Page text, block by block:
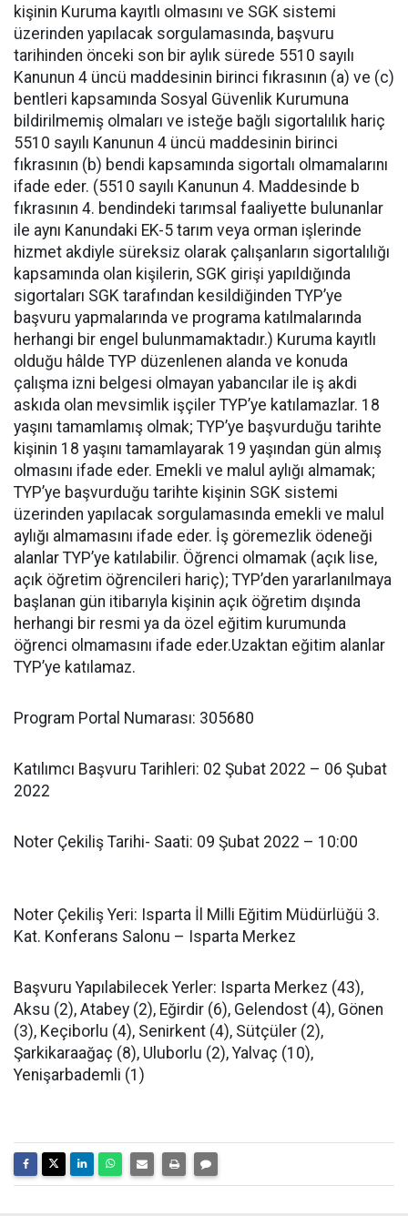
kişinin Kuruma kayıtlı olmasını ve SGK sistemi
üzerinden yapılacak sorgulamasında, başvuru
tarihinden önceki son bir aylık sürede 5510 sayılı
Kanunun 4 üncü maddesinin birinci fıkrasının (a) ve (c)
bentleri kapsamında Sosyal Güvenlik Kurumuna
bildirilmemiş olmaları ve isteğe bağlı sigortalılık hariç
5510 sayılı Kanunun 4 üncü maddesinin birinci
fıkrasının (b) bendi kapsamında sigortalı olmamalarını
ifade eder. (5510 sayılı Kanunun 4. Maddesinde b
fıkrasının 4. bendindeki tarımsal faaliyette bulunanlar
ile aynı Kanundaki EK-5 tarım veya orman işlerinde
hizmet akdiyle süreksiz olarak çalışanların sigortalılığı
kapsamında olan kişilerin, SGK girişi yapıldığında
sigortaları SGK tarafından kesildiğinden TYP’ye
başvuru yapmalarında ve programa katılmalarında
herhangi bir engel bulunmamaktadır.) Kuruma kayıtlı
olduğu hâlde TYP düzenlenen alanda ve konuda
çalışma izni belgesi olmayan yabancılar ile iş akdi
askıda olan mevsimlik işçiler TYP’ye katılamazlar. 18
yaşını tamamlamış olmak; TYP’ye başvurduğu tarihte
kişinin 18 yaşını tamamlayarak 19 yaşından gün almış
olmasını ifade eder. Emekli ve malul aylığı almamak;
TYP’ye başvurduğu tarihte kişinin SGK sistemi
üzerinden yapılacak sorgulamasında emekli ve malul
aylığı almamasını ifade eder. İş göremezlik ödeneği
alanlar TYP’ye katılabilir. Öğrenci olmamak (açık lise,
açık öğretim öğrencileri hariç); TYP’den yararlanılmaya
başlanan gün itibarıyla kişinin açık öğretim dışında
herhangi bir resmi ya da özel eğitim kurumunda
öğrenci olmamasını ifade eder.Uzaktan eğitim alanlar
TYP’ye katılamaz.
Program Portal Numarası: 305680
Katılımcı Başvuru Tarihleri: 02 Şubat 2022 – 06 Şubat
2022
Noter Çekiliş Tarihi- Saati: 09 Şubat 2022 – 10:00
Noter Çekiliş Yeri: Isparta İl Milli Eğitim Müdürlüğü 3.
Kat. Konferans Salonu – Isparta Merkez
Başvuru Yapılabilecek Yerler: Isparta Merkez (43),
Aksu (2), Atabey (2), Eğirdir (6), Gelendost (4), Gönen
(3), Keçiborlu (4), Senirkent (4), Sütçüler (2),
Şarkikaraağaç (8), Uluborlu (2), Yalvaç (10),
Yenişarbademli (1)